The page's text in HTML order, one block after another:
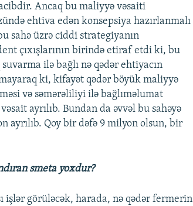
Ancaq bu maliyyə vəsaiti
ehtiva edən konsepsiya hazırlanmalı
sahə üzrə ciddi strategiyanın
çıxışlarının birində etiraf etdi ki, bu
ilə bağlı nə qədər ehtiyacın
ki, kifayət qədər böyük maliyyə
və səmərəliliyi ilə bağlıməlumat
ayrılıb. Bundan da əvvəl bu sahəyə
ayrılıb. Qoy bir dəfə 9 milyon olsun, bir
smeta yoxdur?
işlər görüləcək, harada, nə qədər fermerin